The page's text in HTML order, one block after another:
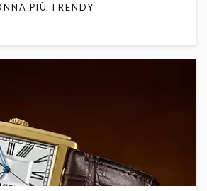
PIÙ TRENDY